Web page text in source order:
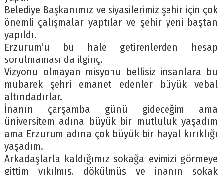
Belediye Başkanımız ve siyasilerimiz şehir için çok
önemli çalışmalar yaptılar ve şehir yeni baştan
yapıldı.
Erzurum’u bu hale getirenlerden hesap
sorulmaması da ilginç.
Vizyonu olmayan misyonu bellisiz insanlara bu
mubarek şehri emanet edenler büyük vebal
altındadırlar.
İnanın çarşamba günü gideceğim ama
üniversitem adına büyük bir mutluluk yaşadım
ama Erzurum adına çok büyük bir hayal kırıklığı
yaşadım.
Arkadaşlarla kaldığımız sokağa evimizi görmeye
gittim yıkılmış, dökülmüş ve inanın sokak